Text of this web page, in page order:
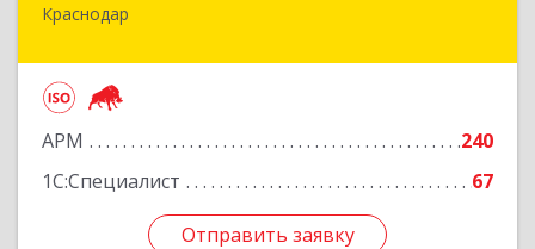
Краснодар
АРМ
240
1С:Специалист
67
Отправить заявку
350051, Краснодарский край, Краснодар г,
Отправить заявку